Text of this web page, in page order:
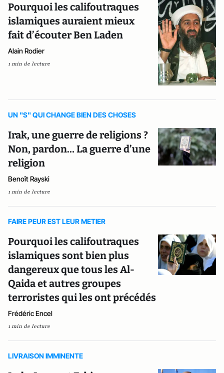
Pourquoi les califoutraques
islamiques auraient mieux
fait d’écouter Ben Laden
Alain Rodier
1 min de lecture
UN "S" QUI CHANGE BIEN DES CHOSES
Irak, une guerre de religions ?
Non, pardon… La guerre d’une
religion
Benoît Rayski
1 min de lecture
FAIRE PEUR EST LEUR METIER
Pourquoi les califoutraques
islamiques sont bien plus
dangereux que tous les Al-
Qaida et autres groupes
terroristes qui les ont précédés
Frédéric Encel
1 min de lecture
LIVRAISON IMMINENTE